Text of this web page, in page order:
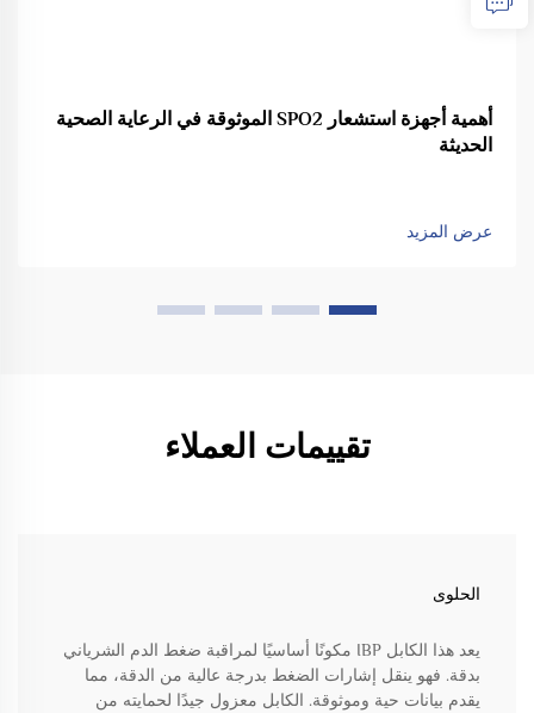
أهمية أجهزة استشعار SPO2 الموثوقة في الرعاية الصحية
الحديثة
عرض المزيد
تقييمات العملاء
الحلوى
يعد هذا الكابل IBP مكونًا أساسيًا لمراقبة ضغط الدم الشرياني
بدقة. فهو ينقل إشارات الضغط بدرجة عالية من الدقة، مما
يقدم بيانات حية وموثوقة. الكابل معزول جيدًا لحمايته من